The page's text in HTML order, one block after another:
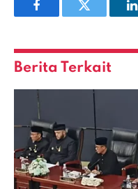
FacebookTwitter
Berita Terkait